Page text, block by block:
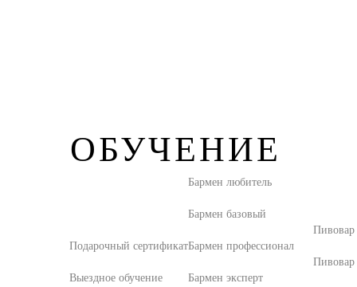
ОБУЧЕНИЕ
Подарочный сертификат
Выездное обучение
Бармен любитель
Бармен базовый
Бармен профессионал
Бармен эксперт
Пивовар
Пивовар